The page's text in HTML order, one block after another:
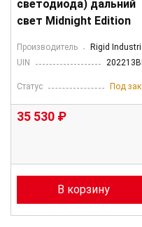
светодиода) дальний
свет Midnight Edition
Производитель
Rigid
UIN
Статус Под
35 530 ₽
В корзину